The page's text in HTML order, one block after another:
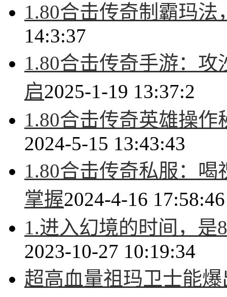
1.80合击传奇制霸玛
14:3:37
1.80合击传奇手游：
启2025-1-19 13:37:2
1.80合击传奇英雄操
2024-5-15 13:43:43
1.80合击传奇私服：
掌握2024-4-16 17:58:46
1.进入幻境的时间，是
2023-10-27 10:19:34
超高血量祖玛卫士能